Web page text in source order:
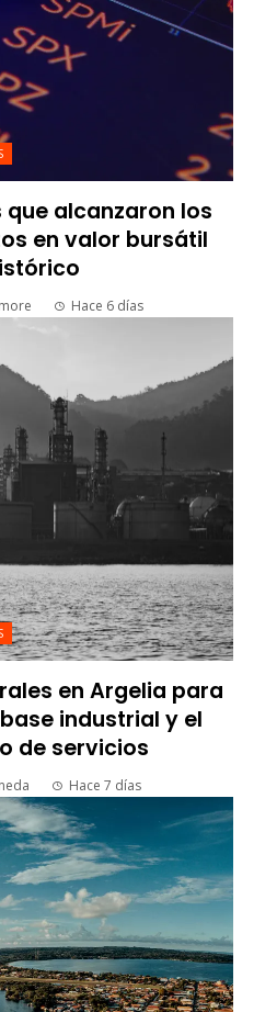
que alcanzaron los
en valor bursátil
Hace 6 días
en Argelia para
industrial y el
de servicios
Hace 7 días